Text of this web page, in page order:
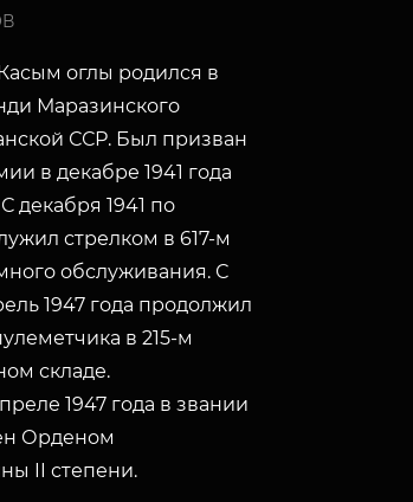
оглы родился в
Маразинского
ССР. Был призван
в декабре 1941 года
декабря 1941 по
стрелком в 617-м
обслуживания. С
1947 года продолжил
в 215-м
складе.
1947 года в звании
Орденом
II степени.